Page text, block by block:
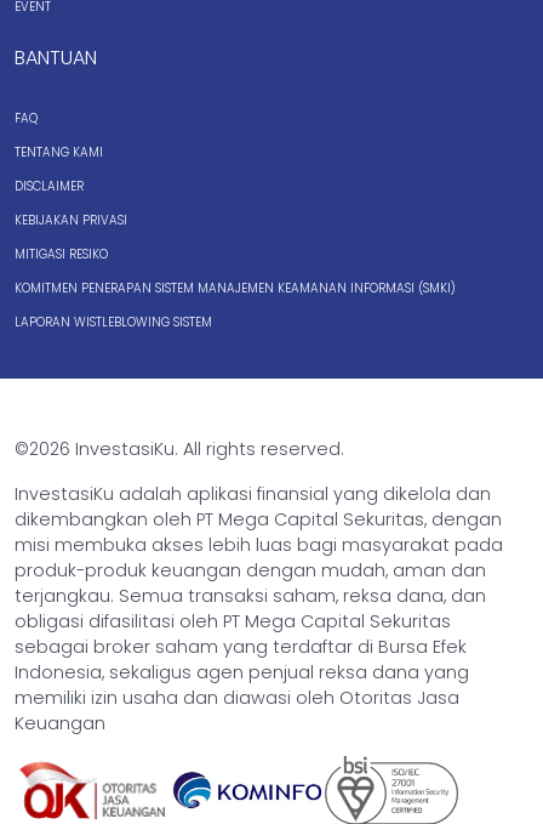
EVENT
BANTUAN
FAQ
TENTANG KAMI
DISCLAIMER
KEBIJAKAN PRIVASI
MITIGASI RESIKO
KOMITMEN PENERAPAN SISTEM MANAJEMEN KEAMANAN INFORMASI (SMKI)
LAPORAN WISTLEBLOWING SISTEM
©2026 InvestasiKu. All rights reserved.
InvestasiKu adalah aplikasi finansial yang dikelola dan
dikembangkan oleh PT Mega Capital Sekuritas, dengan
misi membuka akses lebih luas bagi masyarakat pada
produk-produk keuangan dengan mudah, aman dan
terjangkau. Semua transaksi saham, reksa dana, dan
obligasi difasilitasi oleh PT Mega Capital Sekuritas
sebagai broker saham yang terdaftar di Bursa Efek
Indonesia, sekaligus agen penjual reksa dana yang
memiliki izin usaha dan diawasi oleh Otoritas Jasa
Keuangan